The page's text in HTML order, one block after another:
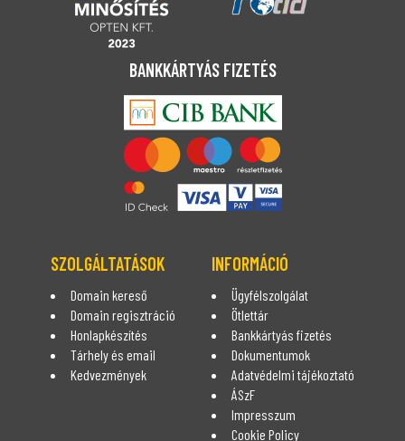
BANKKÁRTYÁS FIZETÉS
SZOLGÁLTATÁSOK
Domain kereső
Domain regisztráció
Honlapkészítés
Tárhely és email
Kedvezmények
INFORMÁCIÓ
Ügyfélszolgálat
Ötlettár
Bankkártyás fizetés
Dokumentumok
Adatvédelmi tájékoztató
ÁSzF
Impresszum
Cookie Policy